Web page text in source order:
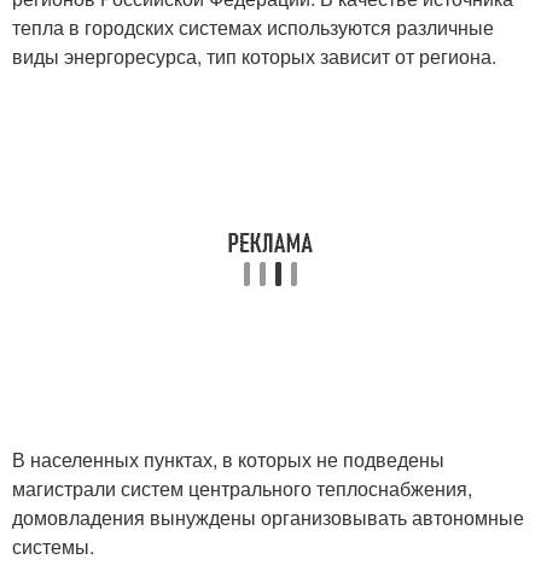
тепла в городских системах используются различные
виды энергоресурса, тип которых зависит от региона.
В населенных пунктах, в которых не подведены
магистрали систем центрального теплоснабжения,
домовладения вынуждены организовывать автономные
системы.